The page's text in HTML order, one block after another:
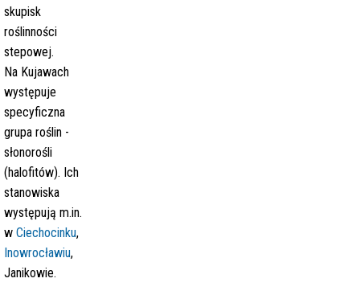
skupisk
roślinności
stepowej.
Na Kujawach
występuje
specyficzna
grupa roślin -
słonorośli
(halofitów). Ich
stanowiska
występują m.in.
w Ciechocinku,
Inowrocławiu,
Janikowie.